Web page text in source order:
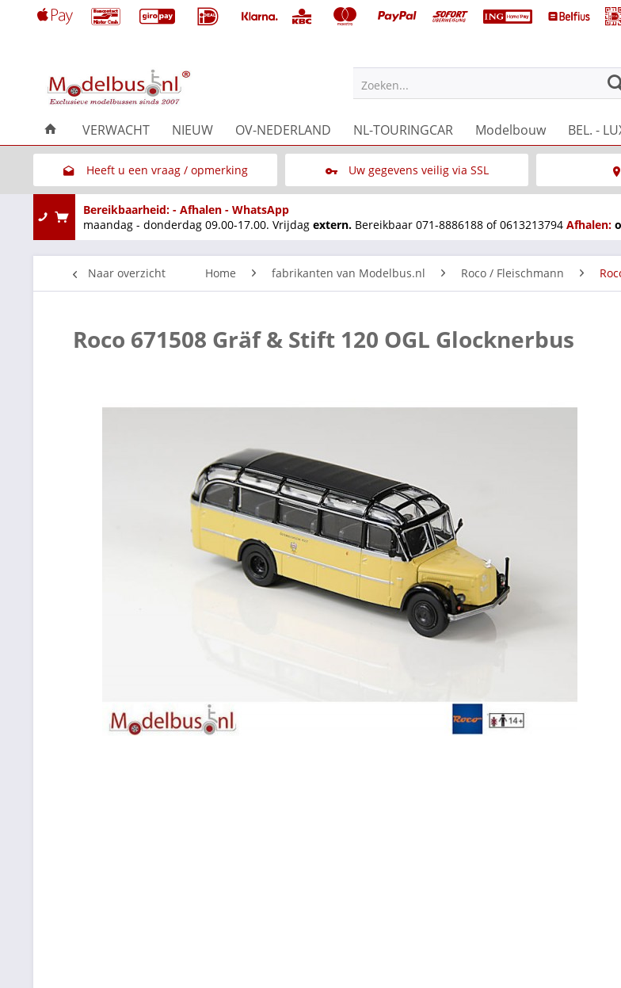
Zoeken...
VERWACHT NIEUW OV-NEDERLAND NL-TOURINGCAR Modelbouw BEL. -
Heeft u een vraag / opmerking
Link naar het contactformulier
Uw gegevens veilig via SSL
Bereikbaarheid: - Afhalen - WhatsApp
maandag - donderdag 09.00-17.00. Vrijdag extern. Bereikbaar 071-8886188 of 0613213794 Afhalen:
Naar overzicht Home fabrikanten van Modelbus.nl Roco / Fleischmann
Roco 671508 Gräf & Stift 120 OGL Glocknerbus